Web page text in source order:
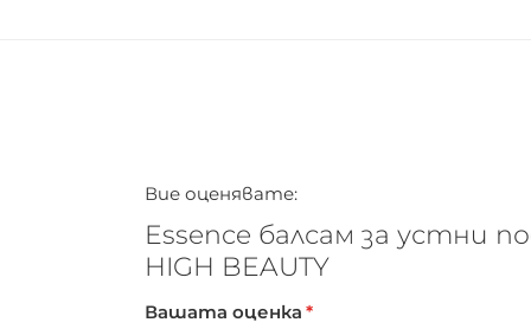
Вие оценявате:
Essence балсам за устни
HIGH BEAUTY
Вашата оценка